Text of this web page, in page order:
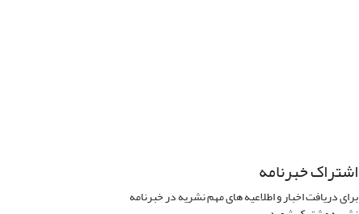
اشتراک خبرنامه
برای دریافت اخبار و اطلاعیه های مهم نشریه در خبرنامه